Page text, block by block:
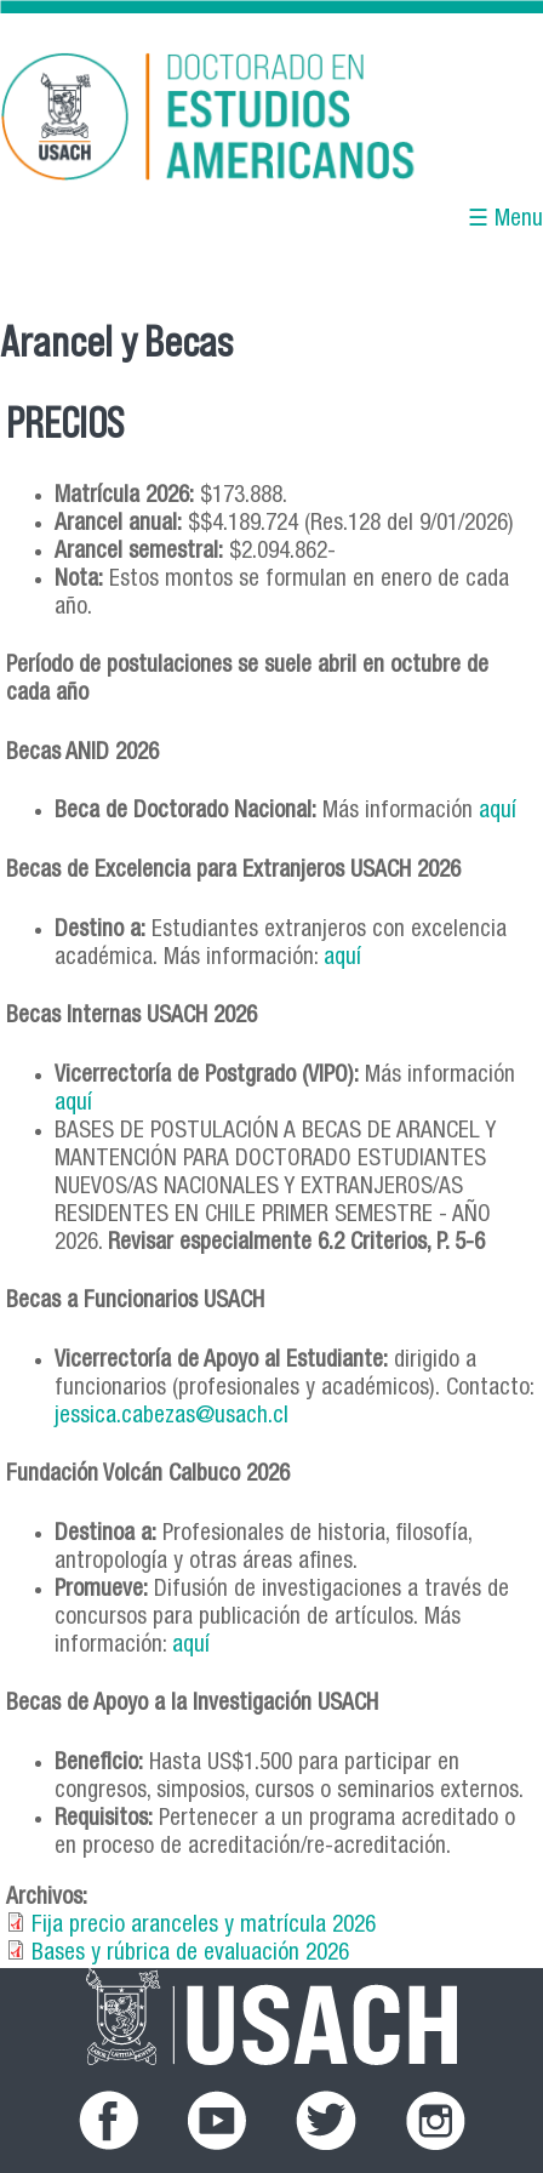
Pasar al contenido principal
☰ Menu
Se encuentra usted aquí
Arancel y Becas
PRECIOS
Matrícula 2026: $173.888.
Arancel anual: $$4.189.724 (Res.128 del 9/01/2026)
Arancel semestral: $2.094.862-
Nota: Estos montos se formulan en enero de cada
año.
Período de postulaciones se suele abril en octubre de
cada año
Becas ANID 2026
Beca de Doctorado Nacional: Más información aquí
Becas de Excelencia para Extranjeros USACH 2026
Destino a: Estudiantes extranjeros con excelencia
académica. Más información: aquí
Becas Internas USACH 2026
Vicerrectoría de Postgrado (VIPO): Más información
aquí
BASES DE POSTULACIÓN A BECAS DE ARANCEL Y
MANTENCIÓN PARA DOCTORADO ESTUDIANTES
NUEVOS/AS NACIONALES Y EXTRANJEROS/AS
RESIDENTES EN CHILE PRIMER SEMESTRE - AÑO
2026. Revisar especialmente 6.2 Criterios, P. 5-6
Becas a Funcionarios USACH
Vicerrectoría de Apoyo al Estudiante: dirigido a
funcionarios (profesionales y académicos). Contacto:
jessica.cabezas@usach.cl
Fundación Volcán Calbuco 2026
Destinoa a: Profesionales de historia, filosofía,
antropología y otras áreas afines.
Promueve: Difusión de investigaciones a través de
concursos para publicación de artículos. Más
información: aquí
Becas de Apoyo a la Investigación USACH
Beneficio: Hasta US$1.500 para participar en
congresos, simposios, cursos o seminarios externos.
Requisitos: Pertenecer a un programa acreditado o
en proceso de acreditación/re-acreditación.
Archivos:
Fija precio aranceles y matrícula 2026
Bases y rúbrica de evaluación 2026
facebook.pngyoutub.pngtwitter.png